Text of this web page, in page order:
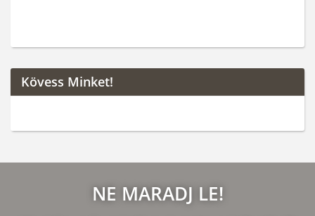
Kövess Minket!
NE MARADJ LE!